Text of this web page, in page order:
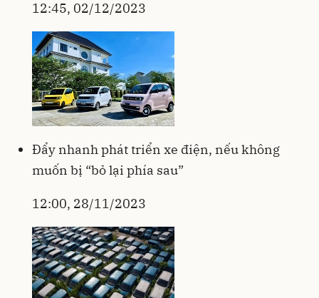
12:45, 02/12/2023
Đẩy nhanh phát triển xe điện, nếu không
muốn bị “bỏ lại phía sau”
12:00, 28/11/2023